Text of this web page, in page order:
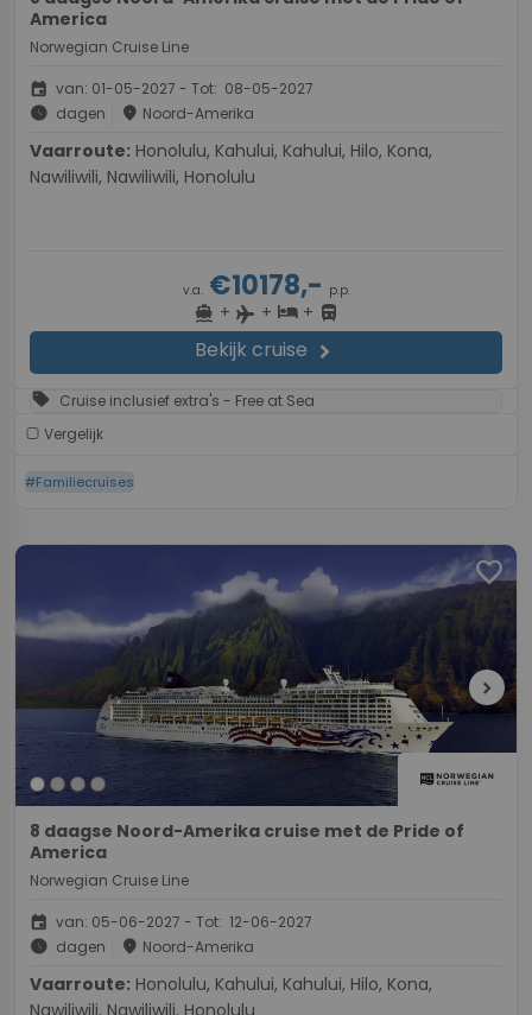
America
Norwegian Cruise Line
event van: 01-05-2027 - Tot: 08-05-2027
schedule dagen place Noord-Amerika
Vaarroute:
Nawiliwili, Nawiliwili, Honolulu
v.a.€10178,- p.p.
directions_boat + flight + hotel+ directions_bus
Bekijk cruise chevron_right
sell Cruise inclusief extra's - Free at Sea
Vergelijk
#Familiecruises
favorite
chevron_right
8 daagse Noord-Amerika cruise met de Pride of
America
Norwegian Cruise Line
event van: 05-06-2027 - Tot: 12-06-2027
schedule dagen place Noord-Amerika
Vaarroute:
Nawiliwili, Nawiliwili, Honolulu